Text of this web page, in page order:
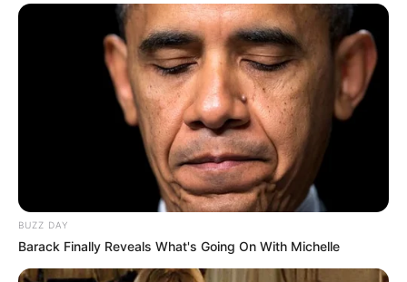
yang tidak digambar atau dilukis melainkan ditenun.
Alasan mengapa tenun masuk ke dalam karya seni 3 dimensi
adalah karena ia dapat diraba dan bisa dilihat dari segala arah.
Biasanya, kain tenun yang dihasilkan dibentuk menjadi baju khas
daerah, atau baju lainnya yang memiliki nilai jual tinggi.
BUZZ DAY
Barack Finally Reveals What's Going On With Michelle